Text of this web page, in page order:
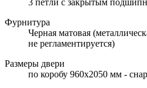
Фурнитура
Черная матовая
не регламентируется)
Размеры двери
по коробу 960х2050 мм -